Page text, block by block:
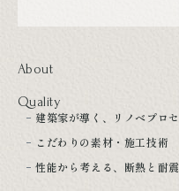
About
Quality
建築家が導く、リノベプロ
こだわりの素材・施工技術
性能から考える、断熱と耐震